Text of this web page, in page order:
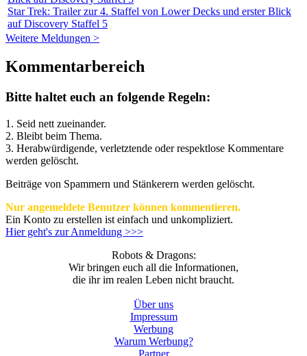
Star Trek: Trailer zur 4. Staffel von Lower Decks und erster Blick
auf Discovery Staffel 5
Weitere Meldungen >
Kommentarbereich
Bitte haltet euch an folgende Regeln:
1. Seid nett zueinander.
2. Bleibt beim Thema.
3. Herabwürdigende, verletztende oder respektlose Kommentare
werden gelöscht.
Beiträge von Spammern und Stänkerern werden gelöscht.
Nur angemeldete Benutzer können kommentieren.
Ein Konto zu erstellen ist einfach und unkompliziert.
Hier geht's zur Anmeldung >>>
Robots & Dragons:
Wir bringen euch all die Informationen,
die ihr im realen Leben nicht braucht.
Über uns
Impressum
Werbung
Warum Werbung?
Partner